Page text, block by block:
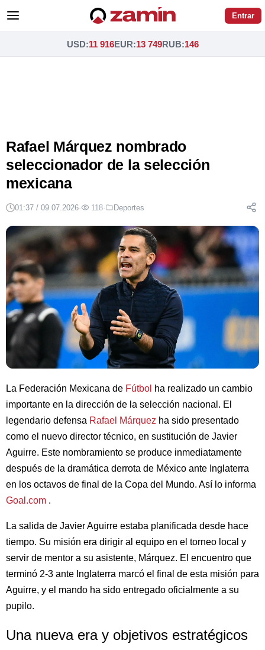
Entrar
USD:11 916EUR:13 749RUB:146
Rafael Márquez nombrado
seleccionador de la selección
mexicana
01:37 / 09.07.2026· 118· Deportes
La Federación Mexicana de Fútbol ha realizado un cambio
importante en la dirección de la selección nacional. El
legendario defensa Rafael Márquez ha sido presentado
como el nuevo director técnico, en sustitución de Javier
Aguirre. Este nombramiento se produce inmediatamente
después de la dramática derrota de México ante Inglaterra
en los octavos de final de la Copa del Mundo. Así lo informa
Goal.com .
La salida de Javier Aguirre estaba planificada desde hace
tiempo. Su misión era dirigir al equipo en el torneo local y
servir de mentor a su asistente, Márquez. El encuentro que
terminó 2-3 ante Inglaterra marcó el final de esta misión para
Aguirre, y el mando ha sido entregado oficialmente a su
pupilo.
Una nueva era y objetivos estratégicos